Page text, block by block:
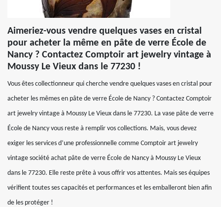
Aimeriez-vous vendre quelques vases en cristal
pour acheter la même en pâte de verre École de
Nancy ? Contactez Comptoir art jewelry vintage à
Moussy Le Vieux dans le 77230 !
Vous êtes collectionneur qui cherche vendre quelques vases en cristal pour
acheter les mêmes en pâte de verre École de Nancy ? Contactez Comptoir
art jewelry vintage à Moussy Le Vieux dans le 77230. La vase pâte de verre
École de Nancy vous reste à remplir vos collections. Mais, vous devez
exiger les services d’une professionnelle comme Comptoir art jewelry
vintage société achat pâte de verre École de Nancy à Moussy Le Vieux
dans le 77230. Elle reste prête à vous offrir vos attentes. Mais ses équipes
vérifient toutes ses capacités et performances et les emballeront bien afin
de les protéger !